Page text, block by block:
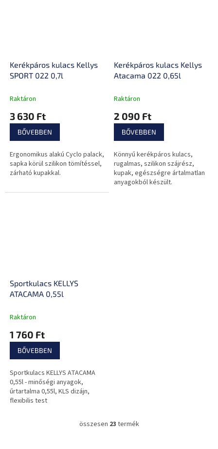
Kerékpáros kulacs Kellys
SPORT 022 0,7l
Raktáron
3 630 Ft
BŐVEBBEN
Ergonomikus alakú Cyclo palack,
sapka körül szilikon tömítéssel,
zárható kupakkal.
Kerékpáros kulacs Kellys
Atacama 022 0,65l
Raktáron
2 090 Ft
BŐVEBBEN
Könnyű kerékpáros kulacs,
rugalmas, szilikon szájrész,
kupak, egészségre ártalmatlan
anyagokból készült.
Sportkulacs KELLYS
ATACAMA 0,55l
Raktáron
1 760 Ft
BŐVEBBEN
Sportkulacs KELLYS ATACAMA
0,55l - minőségi anyagok,
űrtartalma 0,55l, KLS dizájn,
flexibilis test
L
összesen 23 termék